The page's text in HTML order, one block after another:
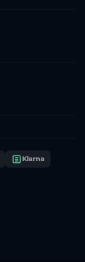
Klarna